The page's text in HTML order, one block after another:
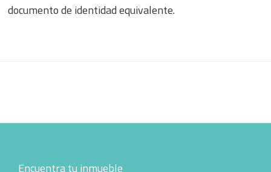
documento de identidad equivalente.
Encuentra tu inmueble